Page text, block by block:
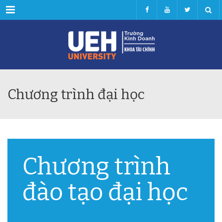
Menu
Chương trình đại học
Chương trình
đào tạo đại học